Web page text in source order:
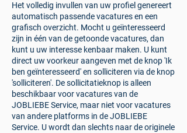
Het volledig invullen van uw profiel genereert
automatisch passende vacatures en een
grafisch overzicht. Mocht u geïnteresseerd
zijn in één van de getoonde vacatures, dan
kunt u uw interesse kenbaar maken. U kunt
direct uw voorkeur aangeven met de knop 'Ik
ben geïnteresseerd' en solliciteren via de knop
'solliciteren'. De sollicitatieknop is alleen
beschikbaar voor vacatures van de
JOBLIEBE Service, maar niet voor vacatures
van andere platforms in de JOBLIEBE
Service. U wordt dan slechts naar de originele